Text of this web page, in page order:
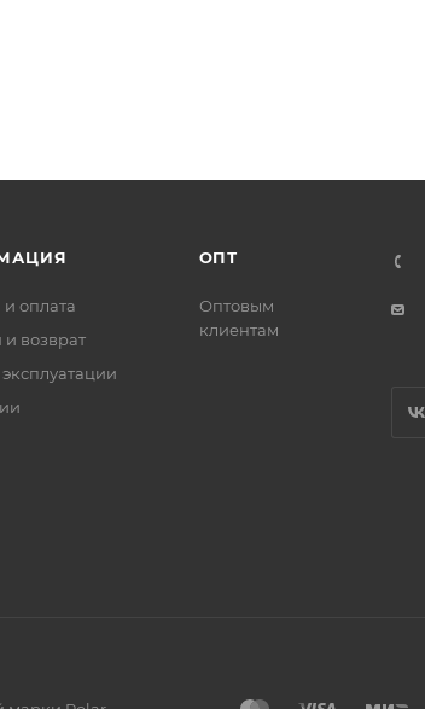
и оплата
и возврат
ОПТ
Оптовым
клиентам